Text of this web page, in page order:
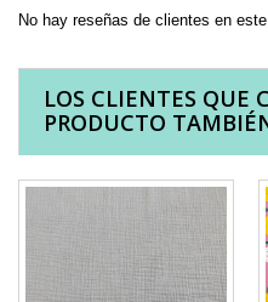
No hay reseñas de clientes en
LOS CLIENTES QUE
PRODUCTO